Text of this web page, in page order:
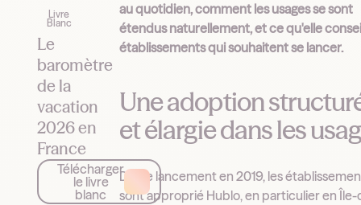
Livre
Blanc
Le
baromètre
de la
vacation
2026 en
France
Télécharger
le livre
blanc
au quotidien, comment les usages se sont
étendus naturellement, et ce qu'elle
établissements qui souhaitent se lancer.
Une adoption
et élargie dans les
Dès le lancement en 2019, les
sont approprié Hublo, en particulier en